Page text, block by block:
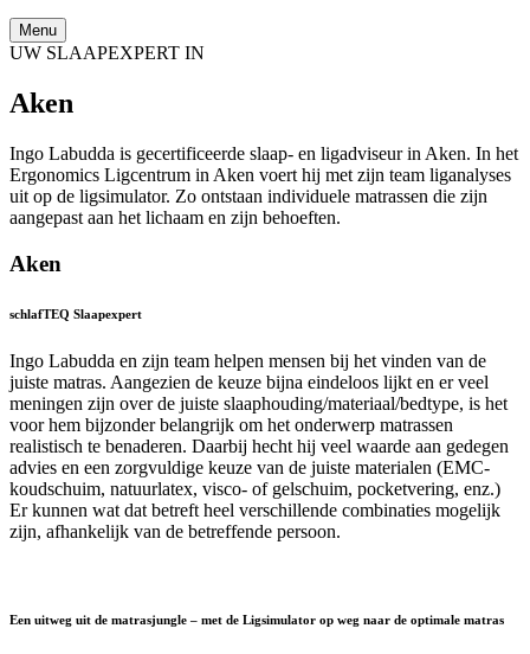
Menu
UW SLAAPEXPERT IN
Aken
Ingo Labudda is gecertificeerde slaap- en ligadviseur in Aken. In het
Ergonomics Ligcentrum in Aken voert hij met zijn team liganalyses
uit op de ligsimulator. Zo ontstaan ​​individuele matrassen die zijn
aangepast aan het lichaam en zijn behoeften.
Aken
schlafTEQ Slaapexpert
Ingo Labudda en zijn team helpen mensen bij het vinden van de
juiste matras. Aangezien de keuze bijna eindeloos lijkt en er veel
meningen zijn over de juiste slaaphouding/materiaal/bedtype, is het
voor hem bijzonder belangrijk om het onderwerp matrassen
realistisch te benaderen. Daarbij hecht hij veel waarde aan gedegen
advies en een zorgvuldige keuze van de juiste materialen (EMC-
koudschuim, natuurlatex, visco- of gelschuim, pocketvering, enz.)
Er kunnen wat dat betreft heel verschillende combinaties mogelijk
zijn, afhankelijk van de betreffende persoon.
Een uitweg uit de matrasjungle – met de Ligsimulator op weg naar de optimale matras